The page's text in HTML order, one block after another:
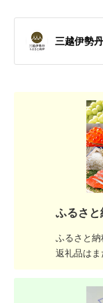
三越伊勢
ふるさと
ふるさと
返礼品はま